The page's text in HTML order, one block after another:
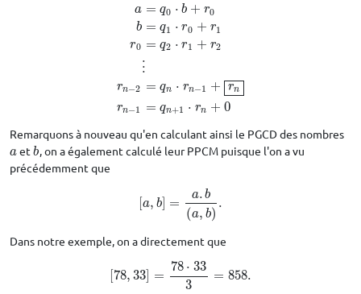
a
b
r0
rn−2
rn−1
= q0 ⋅ b + r0
= q1 ⋅ r0 + r1
= q2 ⋅ r1 + r2
⋮
= qn ⋅ rn−1 + rn
= qn+1 ⋅ rn + 0
b
Remarquons à nouveau qu'en calculant ainsi le PGCD des nombres
a
a etb
b, on a également calculé leur PPCM puisque l'on a vu
précédemment que
a, b] =
a. b
(a, b)
.
[a ,b =a b(a,b).
Dans notre exemple, on a directement que
78, 33 =
78 ⋅ 33
3
= 858.
[ 78, 33]= 78⋅333= 858.